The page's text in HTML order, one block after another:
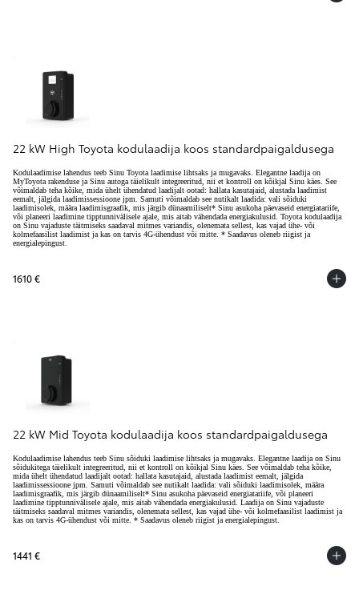
22 kW High Toyota kodulaadija koos standardpaigaldusega
Kodulaadimise lahendus teeb Sinu Toyota laadimise lihtsaks ja mugavaks. Elegantne laadija on
MyToyota rakenduse ja Sinu autoga täielikult integreeritud, nii et kontroll on kõikjal Sinu käes. See
võimaldab teha kõike, mida ühelt ühendatud laadijalt ootad: hallata kasutajaid, alustada laadimist
eemalt, jälgida laadimissessioone jpm. Samuti võimaldab see nutikalt laadida: vali sõiduki
laadimisolek, määra laadimisgraafik, mis järgib dünaamiliselt* Sinu asukoha päevaseid energiatariife,
või planeeri laadimine tipptunnivälisele ajale, mis aitab vähendada energiakulusid. Toyota kodulaadija
on Sinu vajaduste täitmiseks saadaval mitmes variandis, olenemata sellest, kas vajad ühe- või
kolmefaasilist laadimist ja kas on tarvis 4G-ühendust või mitte. * Saadavus oleneb riigist ja
energialepingust.
1610 €
22 kW Mid Toyota kodulaadija koos standardpaigaldusega
Kodulaadimise lahendus teeb Sinu sõiduki laadimise lihtsaks ja mugavaks. Elegantne laadija on Sinu
sõidukitega täielikult integreeritud, nii et kontroll on kõikjal Sinu käes. See võimaldab teha kõike,
mida ühelt ühendatud laadijalt ootad: hallata kasutajaid, alustada laadimist eemalt, jälgida
laadimissessioone jpm. Samuti võimaldab see nutikalt laadida: vali sõiduki laadimisolek, määra
laadimisgraafik, mis järgib dünaamiliselt* Sinu asukoha päevaseid energiatariife, või planeeri
laadimine tipptunnivälisele ajale, mis aitab vähendada energiakulusid. Laadija on Sinu vajaduste
täitmiseks saadaval mitmes variandis, olenemata sellest, kas vajad ühe- või kolmefaasilist laadimist ja
kas on tarvis 4G-ühendust või mitte. * Saadavus oleneb riigist ja energialepingust.
1441 €